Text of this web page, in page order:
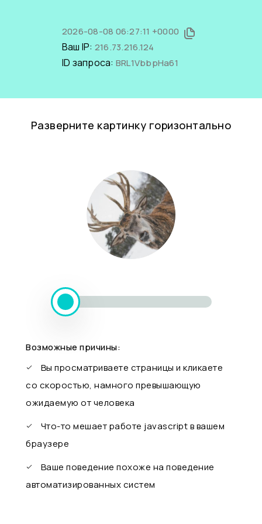
2026-08-08 06:27:11 +0000
Ваш IP: 216.73.216.124
ID запроса: BRL1VbbpHa61
Разверните картинку горизонтально
Возможные причины:
Вы просматриваете страницы и кликаете
со скоростью, намного превышающую
ожидаемую от человека
Что-то мешает работе javascript в вашем
браузере
Ваше поведение похоже на поведение
автоматизированных систем